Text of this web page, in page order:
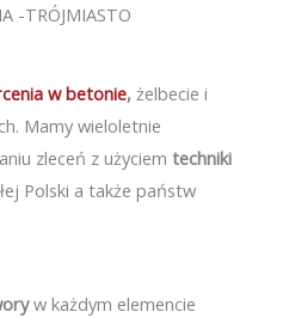
-TRÓJMIASTO
w betonie, żelbecie i
Mamy wieloletnie
zleceń z użyciem techniki
Polski a także państw
w każdym elemencie